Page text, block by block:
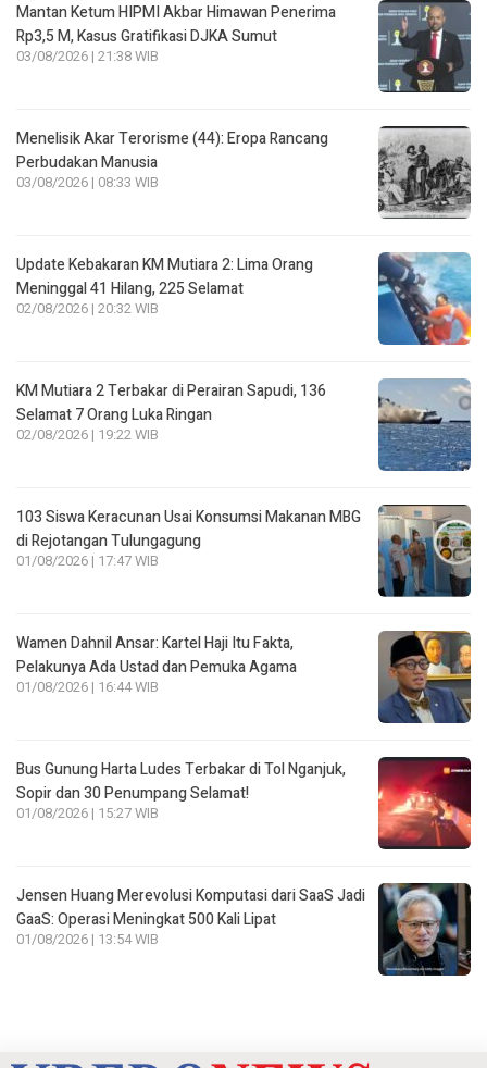
Mantan Ketum HIPMI Akbar Himawan Penerima
Rp3,5 M, Kasus Gratifikasi DJKA Sumut
03/08/2026 | 21:38 WIB
Menelisik Akar Terorisme (44): Eropa Rancang
Perbudakan Manusia
03/08/2026 | 08:33 WIB
Update Kebakaran KM Mutiara 2: Lima Orang
Meninggal 41 Hilang, 225 Selamat
02/08/2026 | 20:32 WIB
KM Mutiara 2 Terbakar di Perairan Sapudi, 136
Selamat 7 Orang Luka Ringan
02/08/2026 | 19:22 WIB
103 Siswa Keracunan Usai Konsumsi Makanan MBG
di Rejotangan Tulungagung
01/08/2026 | 17:47 WIB
Wamen Dahnil Ansar: Kartel Haji Itu Fakta,
Pelakunya Ada Ustad dan Pemuka Agama
01/08/2026 | 16:44 WIB
Bus Gunung Harta Ludes Terbakar di Tol Nganjuk,
Sopir dan 30 Penumpang Selamat!
01/08/2026 | 15:27 WIB
Jensen Huang Merevolusi Komputasi dari SaaS Jadi
GaaS: Operasi Meningkat 500 Kali Lipat
01/08/2026 | 13:54 WIB